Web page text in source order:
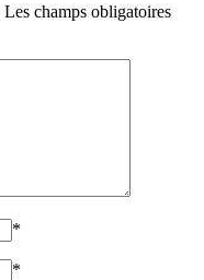
Les champs obligatoires
*
*